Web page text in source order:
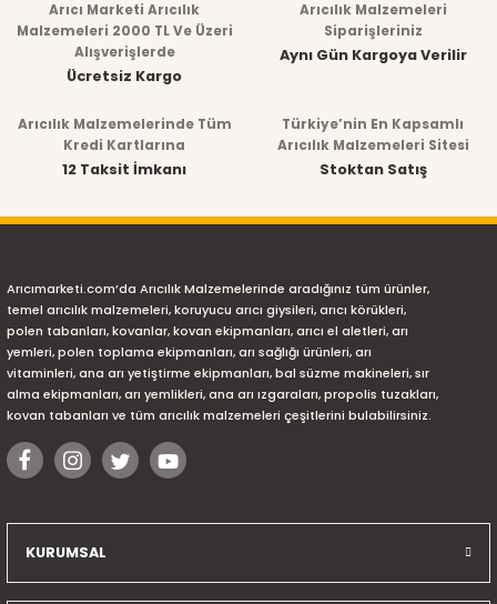
Arıcı Marketi Arıcılık
Malzemeleri 2000 TL Ve Üzeri
Alışverişlerde
Ücretsiz Kargo
Arıcılık Malzemeleri
Siparişleriniz
Aynı Gün Kargoya Verilir
Arıcılık Malzemelerinde Tüm
Kredi Kartlarına
12 Taksit İmkanı
Türkiye’nin En Kapsamlı
Arıcılık Malzemeleri Sitesi
Stoktan Satış
Arıcımarketi.com’da Arıcılık Malzemelerinde aradığınız tüm ürünler,
temel arıcılık malzemeleri, koruyucu arıcı giysileri, arıcı körükleri,
polen tabanları, kovanlar, kovan ekipmanları, arıcı el aletleri, arı
yemleri, polen toplama ekipmanları, arı sağlığı ürünleri, arı
vitaminleri, ana arı yetiştirme ekipmanları, bal süzme makineleri, sır
alma ekipmanları, arı yemlikleri, ana arı ızgaraları, propolis tuzakları,
kovan tabanları ve tüm arıcılık malzemeleri çeşitlerini bulabilirsiniz.
KURUMSAL